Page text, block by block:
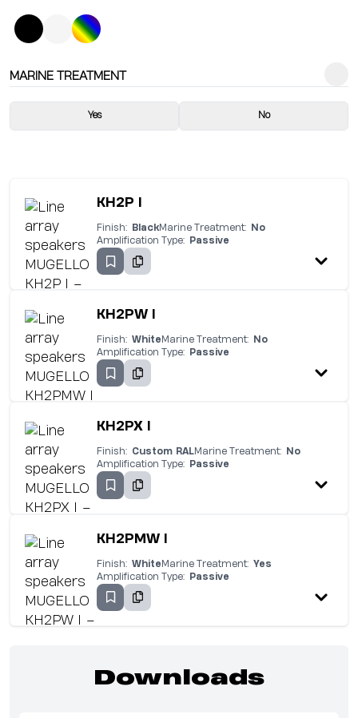
MARINE TREATMENT
Yes No
KH2P I
Finish: BlackMarine Treatment:
No
Amplification Type:
Passive
KH2PW I
Finish: White Marine Treatment:
No
Amplification Type:
Passive
KH2PX I
Finish: Custom RALMarine Treatment:
No
Amplification Type:
Passive
KH2PMW I
Finish: White Marine Treatment: Yes
Amplification Type:
Passive
Downloads